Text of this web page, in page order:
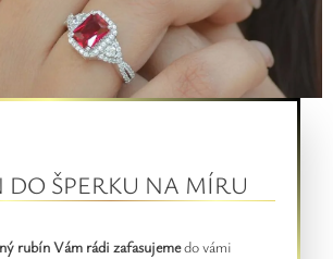
DO ŠPERKU NA MÍRU
rubín Vám rádi zafasujemedo vámi